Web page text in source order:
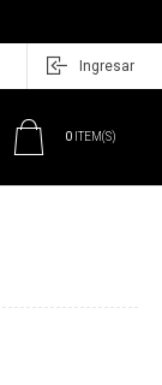
Ingresar
0 ITEM(S)